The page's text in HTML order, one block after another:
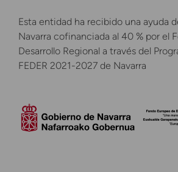
Esta entidad ha recibido una ayuda
Navarra cofinanciada al 40 % por el
Desarrollo Regional a través del
FEDER 2021-2027 de Navarra